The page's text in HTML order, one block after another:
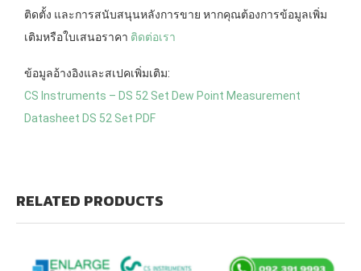
ติดตั้ง และการสนับสนุนหลังการขาย หากคุณต้องการข้อมูลเพิ่ม
เติมหรือใบเสนอราคา ติดต่อเรา
ข้อมูลอ้างอิงและสเปคเพิ่มเติม:
CS Instruments – DS 52 Set Dew Point Measurement
Datasheet DS 52 Set PDF
RELATED PRODUCTS